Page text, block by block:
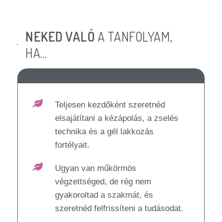
NEKED VALÓ A TANFOLYAM,
HA…
Teljesen kezdőként szeretnéd
elsajátítani a kézápolás, a zselés
technika és a gél lakkozás
fortélyait.
Ugyan van műkörmös
végzettséged, de rég nem
gyakoroltad a szakmát, és
szeretnéd felfrissíteni a tudásodat.